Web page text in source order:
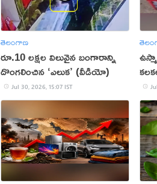
తెలంగాణ
రూ.10 లక్షల విలువైన బంగారాన్ని
దొంగలించిన ‘ఎలుక’ (వీడియో)
Jul 30, 2026, 15:07 IST